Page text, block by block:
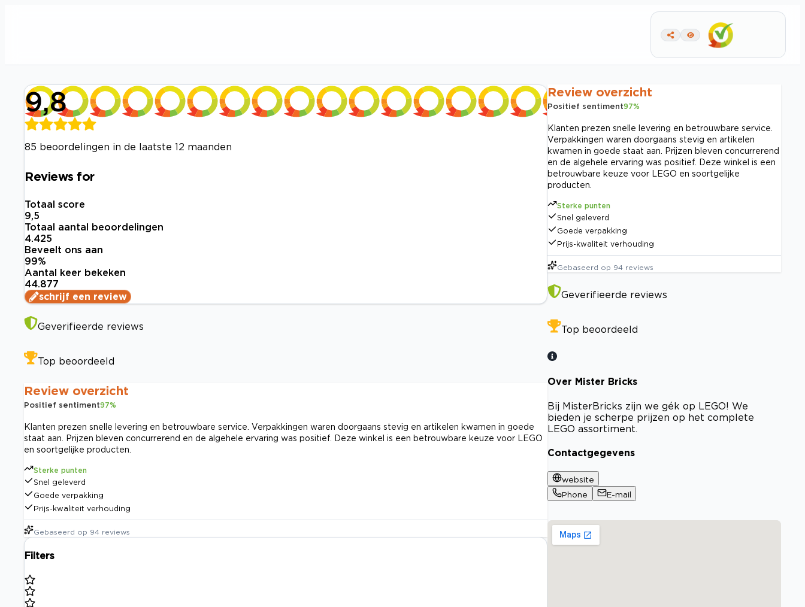
9,8
85 beoordelingen in de laatste 12 maanden
Reviews for
Totaal score
9,5
Totaal aantal beoordelingen
4.425
Beveelt ons aan
99%
Aantal keer bekeken
44.877
schrijf een review
Geverifieerde reviews
Top beoordeeld
Review overzicht
Positief sentiment97%
Klanten prezen snelle levering en betrouwbare service. Verpakkingen waren doorgaans stevig en artikelen kwamen in goede
staat aan. Prijzen bleven concurrerend en de algehele ervaring was positief. Deze winkel is een betrouwbare keuze voor LEGO
en soortgelijke producten.
Sterke punten
Snel geleverd
Goede verpakking
Prijs-kwaliteit verhouding
Gebaseerd op 94 reviews
Filters
Review overzicht
Positief sentiment97%
Klanten prezen snelle levering en betrouwbare service.
Verpakkingen waren doorgaans stevig en artikelen
kwamen in goede staat aan. Prijzen bleven concurrerend
en de algehele ervaring was positief. Deze winkel is een
betrouwbare keuze voor LEGO en soortgelijke
producten.
Sterke punten
Snel geleverd
Goede verpakking
Prijs-kwaliteit verhouding
Gebaseerd op 94 reviews
Geverifieerde reviews
Top beoordeeld
Over Mister Bricks
Bij MisterBricks zijn we gék op LEGO! We
bieden je scherpe prijzen op het complete
LEGO assortiment.
Contactgegevens
website
Phone
E-mail